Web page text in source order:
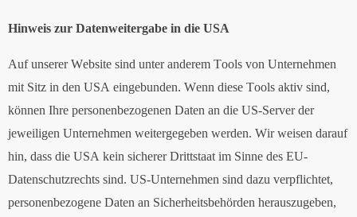
Hinweis zur Datenweitergabe in die USA
Auf unserer Website sind unter anderem Tools von Unternehmen
mit Sitz in den USA eingebunden. Wenn diese Tools aktiv sind,
können Ihre personenbezogenen Daten an die US-Server der
jeweiligen Unternehmen weitergegeben werden. Wir weisen darauf
hin, dass die USA kein sicherer Drittstaat im Sinne des EU-
Datenschutzrechts sind. US-Unternehmen sind dazu verpflichtet,
personenbezogene Daten an Sicherheitsbehörden herauszugeben,